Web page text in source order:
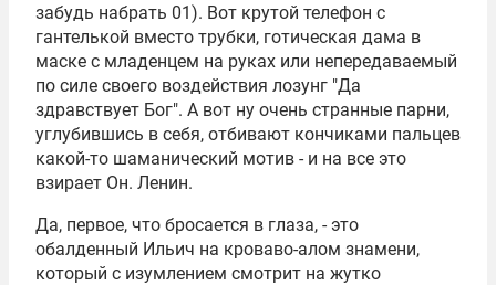
забудь набрать 01). Вот крутой телефон с
гантелькой вместо трубки, готическая дама в
маске с младенцем на руках или непередаваемый
по силе своего воздействия лозунг "Да
здравствует Бог". А вот ну очень странные парни,
углубившись в себя, отбивают кончиками пальцев
какой-то шаманический мотив - и на все это
взирает Он. Ленин.
Да, первое, что бросается в глаза, - это
обалденный Ильич на кроваво-алом знамени,
который с изумлением смотрит на жутко